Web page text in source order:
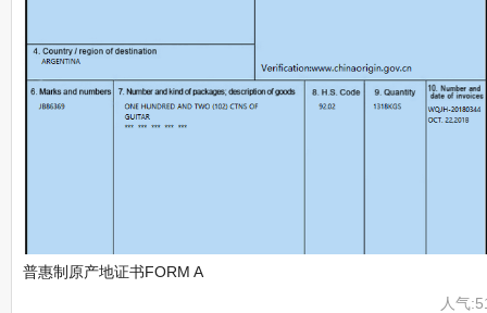
普惠制原产地证书FORM A
人气